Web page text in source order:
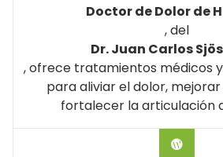
Doctor de Dolor de
, del
Dr. Juan Carlos
, ofrece tratamientos médicos
para aliviar el dolor,
fortalecer la articulación
Hablar